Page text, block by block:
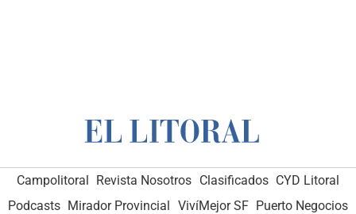
Campolitoral Revista Nosotros Clasificados CYD Litoral
Podcasts Mirador Provincial VivíMejor SF Puerto Negocios